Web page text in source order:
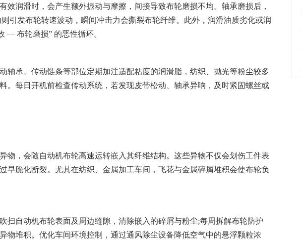
润滑时，会产生额外振动与摩擦，间接导致布轮磨损不均。轴承磨损后，
引发布轮转速波动，瞬间冲击力会撕裂布轮纤维。此外，润滑油质劣化或润
— 布轮磨损” 的恶性循环。
承、传动链条等部位定期加注适配粘度的润滑脂，纺织、抛光等粉尘较多
。每日开机前检查传动系统，若发现皮带松动、轴承异响，及时紧固螺丝或
，会随自动机布轮高速运转嵌入其纤维结构。这些异物不仅会划伤工件表
早脆化断裂。尤其在纺织、金属加工车间，飞花与金属碎屑堆积会使布轮负
自动机布轮表面及周边缝隙，清除嵌入的碎屑与粉尘;每周拆解布轮防护
物堆积。优化车间环境控制，通过通风除尘设备降低空气中的悬浮颗粒浓